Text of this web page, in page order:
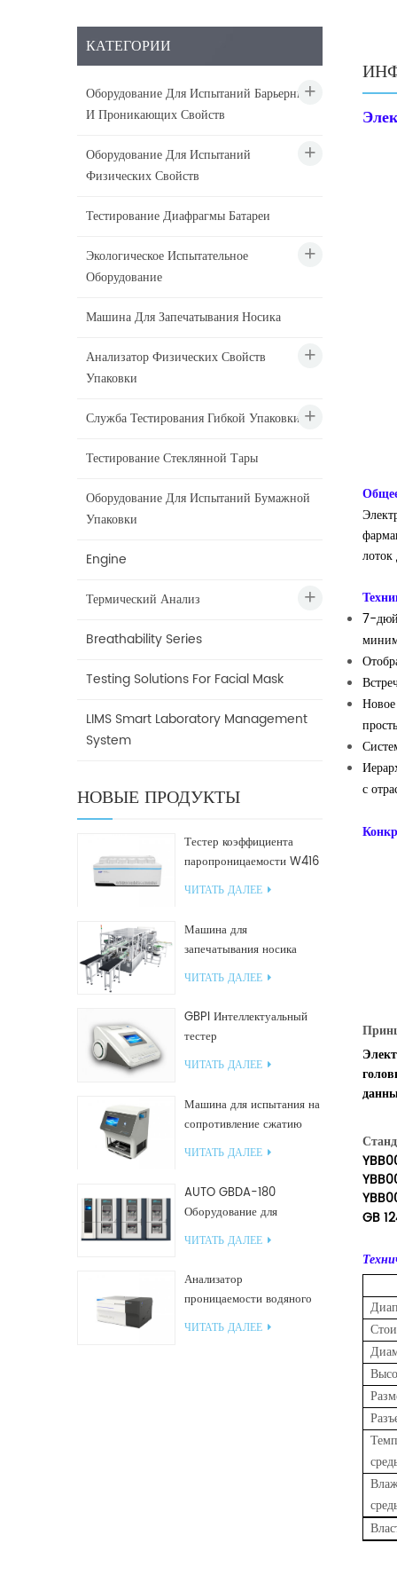
КАТЕГОРИИ
Оборудование Для Испытаний Барьерных
И Проникающих Свойств
Оборудование Для Испытаний
Физических Свойств
Тестирование Диафрагмы Батареи
Экологическое Испытательное
Оборудование
Машина Для Запечатывания Носика
Анализатор Физических Свойств
Упаковки
Служба Тестирования Гибкой Упаковки
Тестирование Стеклянной Тары
Оборудование Для Испытаний Бумажной
Упаковки
Engine
Термический Анализ
Breathability Series
Testing Solutions For Facial Mask
LIMS Smart Laboratory Management
System
НОВЫЕ ПРОДУКТЫ
Тестер коэффициента
паропроницаемости W416
2.0
ЧИТАТЬ ДАЛЕЕ
Машина для
запечатывания носика
GF2600-X для наклонных
ЧИТАТЬ ДАЛЕЕ
GBPI Интеллектуальный
тестер
производительности
уплотнений
ЧИТАТЬ ДАЛЕЕ
Машина для испытания на
сопротивление сжатию
GBN200G для
пластиковых пакетов
ЧИТАТЬ ДАЛЕЕ
AUTO GBDA-180
Оборудование для
испытания пластмасс на
разложение компоста
ЧИТАТЬ ДАЛЕЕ
Анализатор
проницаемости водяного
пара W812 (чашечный
метод) Испытательное
ЧИТАТЬ ДАЛЕЕ
7-
с
GB